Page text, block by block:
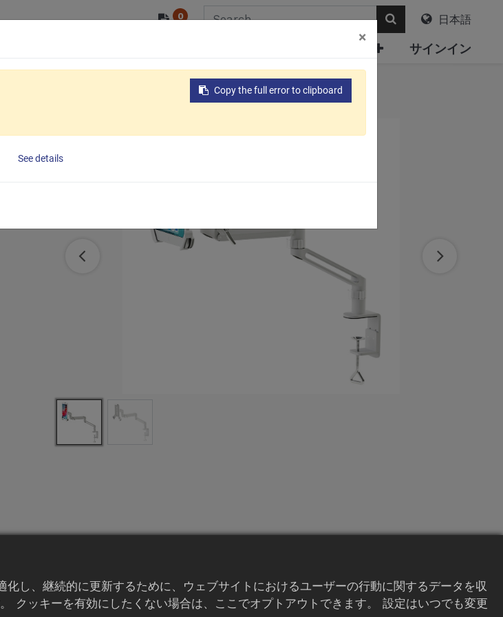
サインイン
0 日本語
クトップアーム (7.9インチ～13インチ)
し、継続的に更新するために、ウェブサイトにおけるユーザーの行動に関するデータを収
クッキーを有効にしたくない場合は、ここでオプトアウトできます。 設定はいつでも変更
×
Copy the full error to clipboard
See details